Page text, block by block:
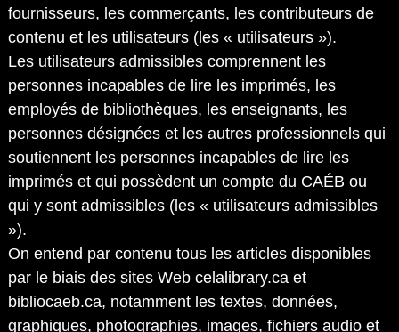
fournisseurs, les commerçants, les contributeurs de
contenu et les utilisateurs (les « utilisateurs »).
Les utilisateurs admissibles comprennent les
personnes incapables de lire les imprimés, les
employés de bibliothèques, les enseignants, les
personnes désignées et les autres professionnels qui
soutiennent les personnes incapables de lire les
imprimés et qui possèdent un compte du CAÉB ou
qui y sont admissibles (les « utilisateurs admissibles
»).
On entend par contenu tous les articles disponibles
par le biais des sites Web celalibrary.ca et
bibliocaeb.ca, notamment les textes, données,
graphiques, photographies, images, fichiers audio et